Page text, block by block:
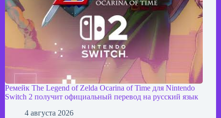
Ремейк The Legend of Zelda Ocarina of Time для Nintendo
Switch 2 получит официальный перевод на русский язык
4 августа 2026